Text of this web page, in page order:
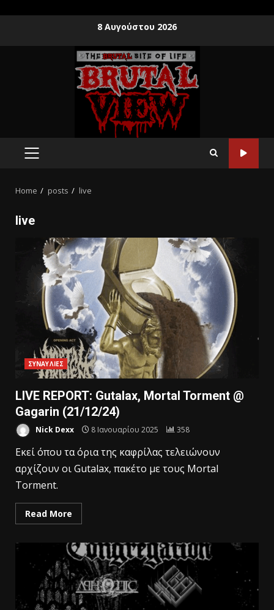
8 Αυγούστου 2026
Home posts live
live
ΣΥΝΑΥΛΙΕΣ
LIVE REPORT: Gutalax, Mortal Torment @
Gagarin (21/12/24)
Nick Dexx 8 Ιανουαρίου 2025 358
Εκεί όπου τα όρια της καφρίλας τελειώνουν
αρχίζουν οι Gutalax, πακέτο με τους Mortal
Torment.
Read More